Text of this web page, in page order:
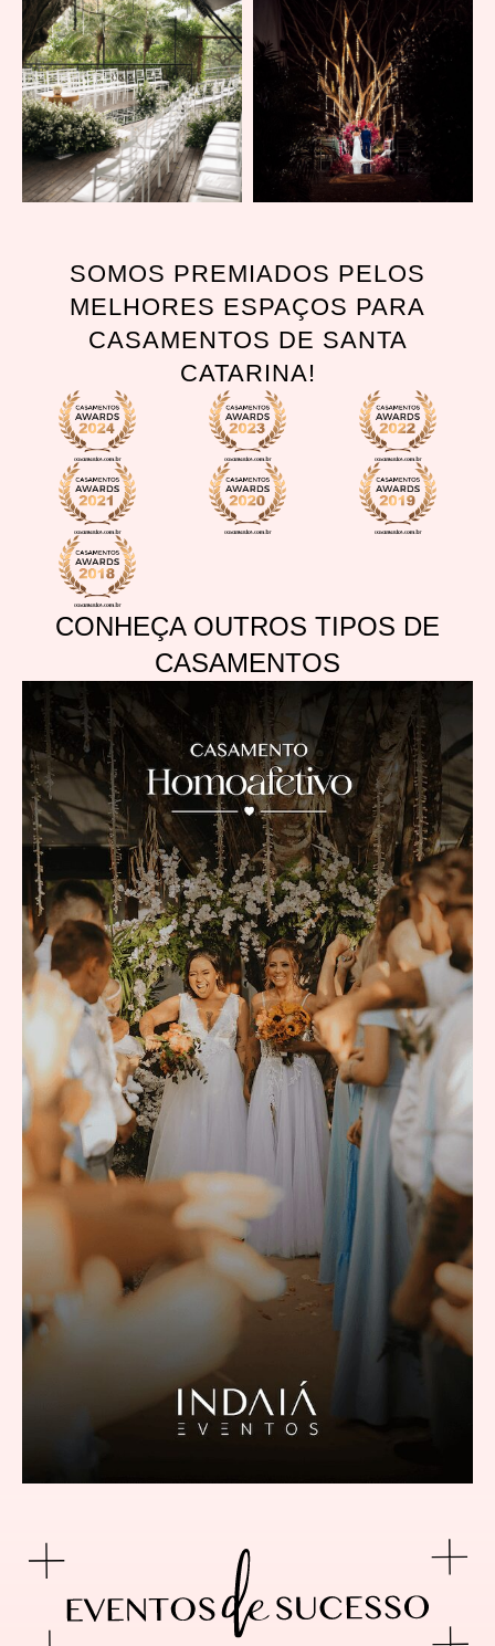
SOMOS PREMIADOS PELOS
MELHORES ESPAÇOS PARA
CASAMENTOS DE SANTA
CATARINA!
CONHEÇA OUTROS TIPOS DE
CASAMENTOS